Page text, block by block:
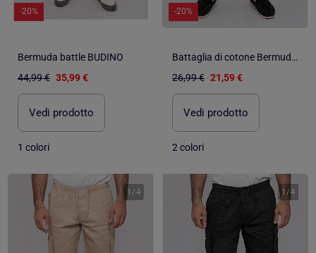
-20%
Bermuda battle BUDINO
44,99 € 35,99 €
Vedi prodotto
1 colori
-20%
Battaglia di cotone Bermuda BURT
26,99 € 21,59 €
Vedi prodotto
2 colori
1 /4 1 /4